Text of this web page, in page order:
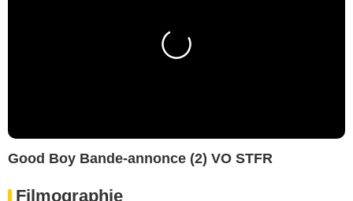
Good Boy Bande-annonce (2) VO STFR
Filmographie